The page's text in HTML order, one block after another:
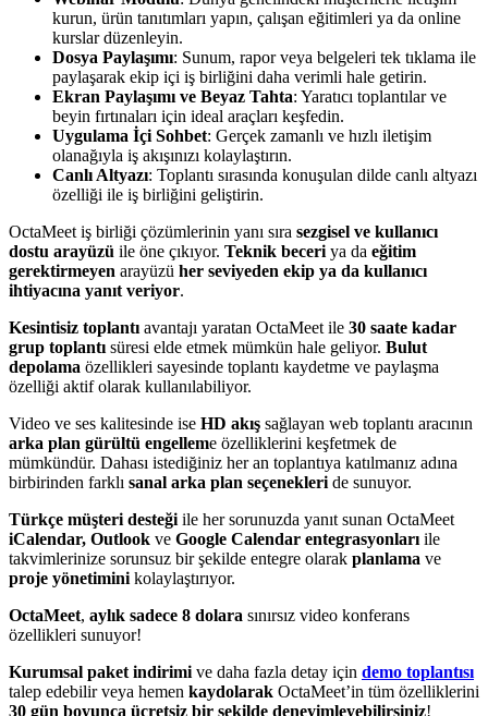
kurun, ürün tanıtımları yapın, çalışan eğitimleri ya da online
kurslar düzenleyin.
Dosya Paylaşımı: Sunum, rapor veya belgeleri tek tıklama ile
paylaşarak ekip içi iş birliğini daha verimli hale getirin.
Ekran Paylaşımı ve Beyaz Tahta: Yaratıcı toplantılar ve
beyin fırtınaları için ideal araçları keşfedin.
Uygulama İçi Sohbet: Gerçek zamanlı ve hızlı iletişim
olanağıyla iş akışınızı kolaylaştırın.
Canlı Altyazı: Toplantı sırasında konuşulan dilde canlı altyazı
özelliği ile iş birliğini geliştirin.
OctaMeet iş birliği çözümlerinin yanı sıra sezgisel ve kullanıcı
dostu arayüzü ile öne çıkıyor. Teknik beceri ya da eğitim
gerektirmeyen arayüzü her seviyeden ekip ya da kullanıcı
ihtiyacına yanıt veriyor.
Kesintisiz toplantı avantajı yaratan OctaMeet ile 30 saate kadar
grup toplantı süresi elde etmek mümkün hale geliyor. Bulut
depolama özellikleri sayesinde toplantı kaydetme ve paylaşma
özelliği aktif olarak kullanılabiliyor.
Video ve ses kalitesinde ise HD akış sağlayan web toplantı aracının
arka plan gürültü engelleme özelliklerini keşfetmek de
mümkündür. Dahası istediğiniz her an toplantıya katılmanız adına
birbirinden farklı sanal arka plan seçenekleri de sunuyor.
Türkçe müşteri desteği ile her sorunuzda yanıt sunan OctaMeet
iCalendar, Outlook ve Google Calendar entegrasyonları ile
takvimlerinize sorunsuz bir şekilde entegre olarak planlama ve
proje yönetimini kolaylaştırıyor.
OctaMeet, aylık sadece 8 dolara sınırsız video konferans
özellikleri sunuyor!
Kurumsal paket indirimi ve daha fazla detay için demo toplantısı
talep edebilir veya hemen kaydolarak OctaMeet’in tüm özelliklerini
30 gün boyunca ücretsiz bir şekilde deneyimleyebilirsiniz!